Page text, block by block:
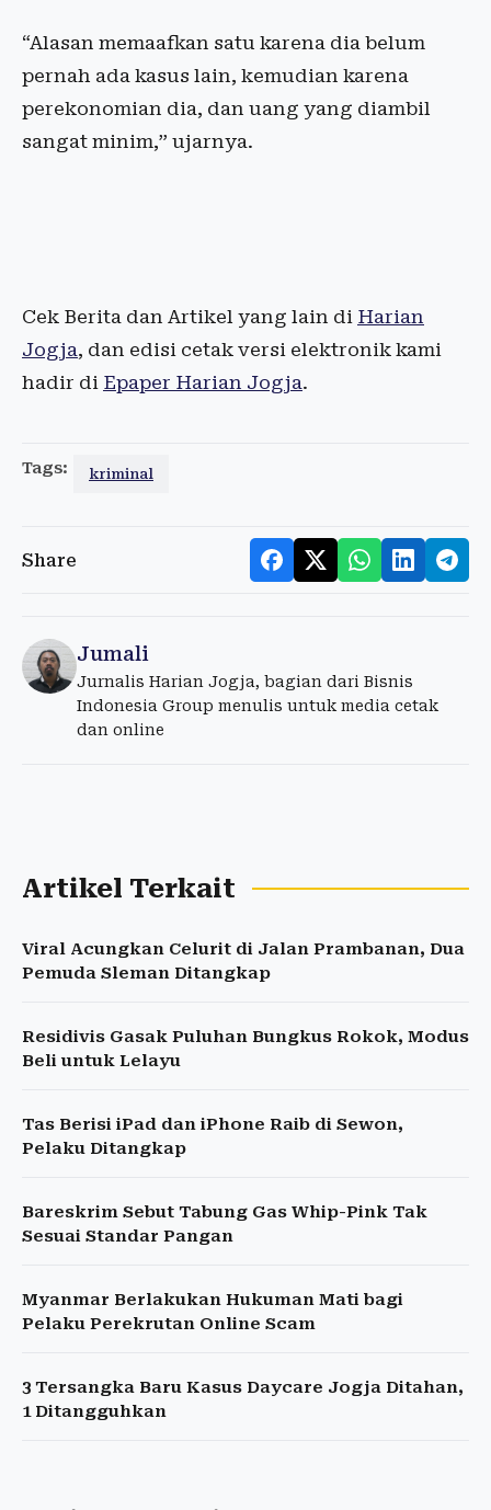
“Alasan memaafkan satu karena dia belum
pernah ada kasus lain, kemudian karena
perekonomian dia, dan uang yang diambil
sangat minim,” ujarnya.
Cek Berita dan Artikel yang lain di Harian
Jogja, dan edisi cetak versi elektronik kami
hadir di Epaper Harian Jogja.
Tags: kriminal
Share
Jumali
Jurnalis Harian Jogja, bagian dari Bisnis
Indonesia Group menulis untuk media cetak
dan online
Artikel Terkait
Viral Acungkan Celurit di Jalan Prambanan, Dua
Pemuda Sleman Ditangkap
Residivis Gasak Puluhan Bungkus Rokok, Modus
Beli untuk Lelayu
Tas Berisi iPad dan iPhone Raib di Sewon,
Pelaku Ditangkap
Bareskrim Sebut Tabung Gas Whip-Pink Tak
Sesuai Standar Pangan
Myanmar Berlakukan Hukuman Mati bagi
Pelaku Perekrutan Online Scam
3 Tersangka Baru Kasus Daycare Jogja Ditahan,
1 Ditangguhkan